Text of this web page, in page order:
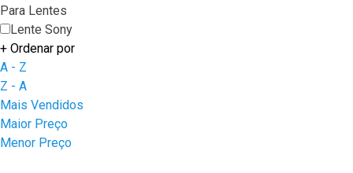
Para Lentes
Lente Sony
+ Ordenar por
A - Z
Z - A
Mais Vendidos
Maior Preço
Menor Preço